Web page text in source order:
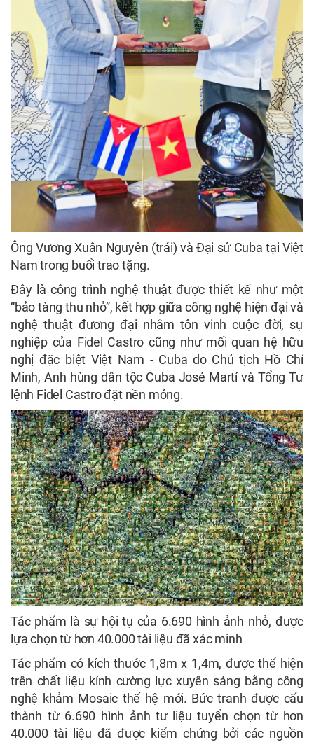
Ông Vương Xuân Nguyên (trái) và Đại sứ Cuba tại Việt
Nam trong buổi trao tặng.
Đây là công trình nghệ thuật được thiết kế như một
“bảo tàng thu nhỏ”, kết hợp giữa công nghệ hiện đại và
nghệ thuật đương đại nhằm tôn vinh cuộc đời, sự
nghiệp của Fidel Castro cũng như mối quan hệ hữu
nghị đặc biệt Việt Nam - Cuba do Chủ tịch Hồ Chí
Minh, Anh hùng dân tộc Cuba José Martí và Tổng Tư
lệnh Fidel Castro đặt nền móng.
Tác phẩm là sự hội tụ của 6.690 hình ảnh nhỏ, được
lựa chọn từ hơn 40.000 tài liệu đã xác minh
Tác phẩm có kích thước 1,8m x 1,4m, được thể hiện
trên chất liệu kính cường lực xuyên sáng bằng công
nghệ khảm Mosaic thế hệ mới. Bức tranh được cấu
thành từ 6.690 hình ảnh tư liệu tuyển chọn từ hơn
40.000 tài liệu đã được kiểm chứng bởi các nguồn